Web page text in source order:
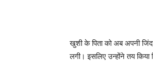
खुशी के पिता को अब अपनी
लगी। इसलिए उन्होंने तय